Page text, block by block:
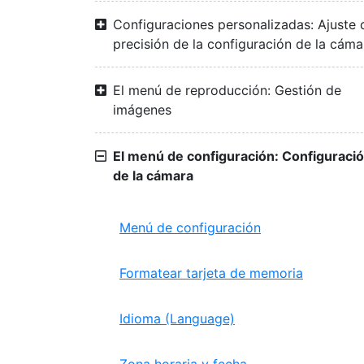
Configuraciones personalizadas: Ajuste
precisión de la configuración de la
El menú de reproducción: Gestión de
imágenes
El menú de configuración:
de la cámara
Menú de configuración
Formatear tarjeta de memoria
Idioma (Language)